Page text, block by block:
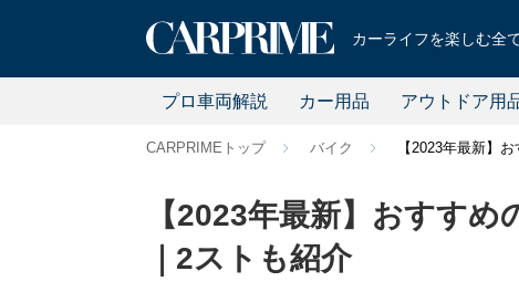
カーライフを楽しむ全
プロ車両解説 カー用品 アウトドア用
CARPRIMEトップ バイク 【2023年最新】
【2023年最新】おすす
｜2ストも紹介